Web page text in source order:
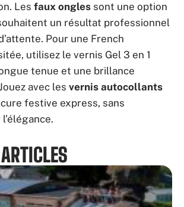
Les faux ongles sont une option
un résultat professionnel
Pour une French
utilisez le vernis Gel 3 en 1
tenue et une brillance
avec les vernis autocollants
festive express, sans